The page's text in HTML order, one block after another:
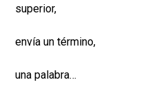
superior,
envía un término,
una palabra…